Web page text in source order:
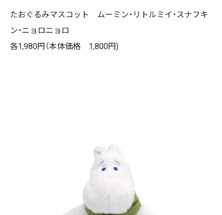
たおぐるみマスコット ムーミン・リトルミイ・スナフキ
ン・ニョロニョロ
各1,980円（本体価格 1,800円)